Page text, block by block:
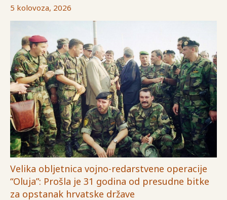
5 kolovoza, 2026
Velika obljetnica vojno-redarstvene operacije
“Oluja”: Prošla je 31 godina od presudne bitke
za opstanak hrvatske države